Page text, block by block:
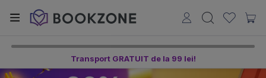
Transport GRATUIT de la 99 lei!